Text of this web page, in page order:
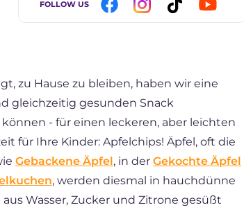
FOLLOW US
zu Hause zu bleiben, haben wir eine
gleichzeitig gesunden Snack
- für einen leckeren, aber leichten
für Ihre Kinder: Apfelchips! Äpfel, oft die
Gebackene Äpfel, in der Gekochte Äpfel
, werden diesmal in hauchdünne
Wasser, Zucker und Zitrone gesüßt